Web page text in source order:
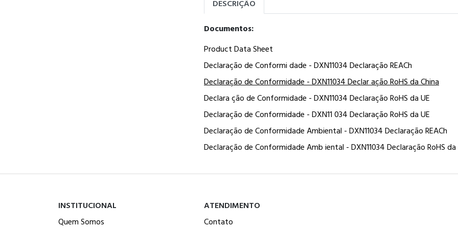
DESCRIÇÃO
Documentos:
Product Data Sheet
Declaração de Conformi dade - DXN11034 Declaração REACh
Declaração de Conformidade - DXN11034 Declar ação RoHS da China
Declara ção de Conformidade - DXN11034 Declaração RoHS da UE
Declaração de Conformidade - DXN11 034 Declaração RoHS da UE
Declaração de Conformidade Ambiental - DXN11034 Declaração REACh
Declaração de Conformidade Amb iental - DXN11034 Declaração RoHS da
INSTITUCIONAL
Quem Somos
ATENDIMENTO
Contato